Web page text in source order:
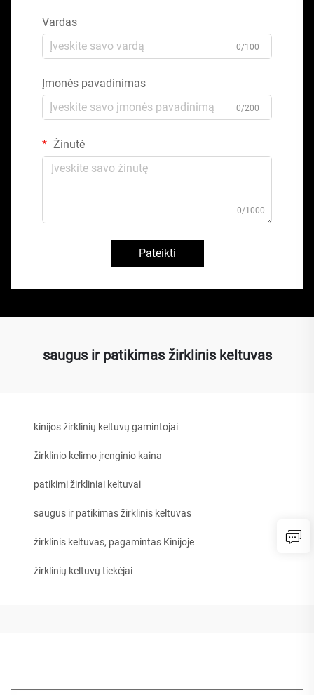
Vardas
0/100
Įmonės pavadinimas
0/200
Žinutė
0/1000
Pateikti
saugus ir patikimas žirklinis keltuvas
kinijos žirklinių keltuvų gamintojai
žirklinio kelimo įrenginio kaina
patikimi žirkliniai keltuvai
saugus ir patikimas žirklinis keltuvas
žirklinis keltuvas, pagamintas Kinijoje
žirklinių keltuvų tiekėjai